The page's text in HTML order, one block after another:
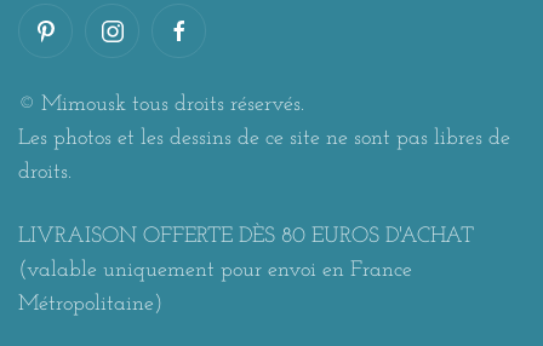
© Mimousk tous droits réservés.
Les photos et les dessins de ce site ne sont pas libres de
droits.
LIVRAISON OFFERTE DÈS 80 EUROS D'ACHAT
(valable uniquement pour envoi en France
Métropolitaine)